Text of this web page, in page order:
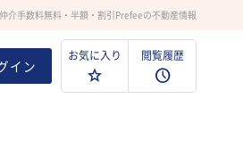
仲介手数料無料・半額・割引Prefeeの不動産情報
イン
お気に入り 閲覧履歴